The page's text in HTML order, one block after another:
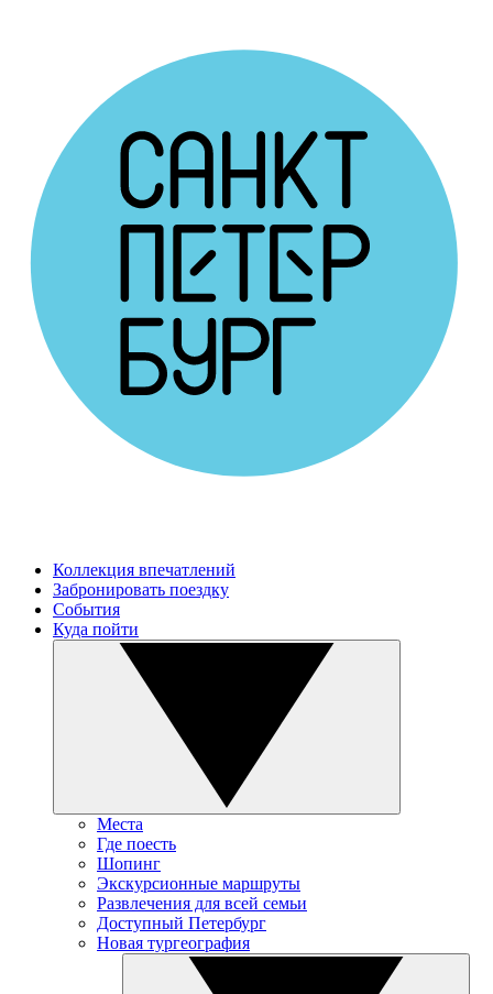
Коллекция впечатлений
Забронировать поездку
События
Куда пойти
Места
Где поесть
Шопинг
Экскурсионные маршруты
Развлечения для всей семьи
Доступный Петербург
Новая тургеография